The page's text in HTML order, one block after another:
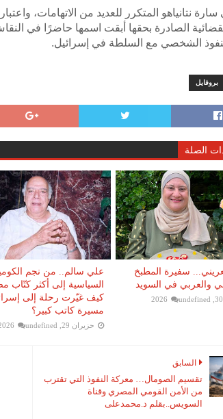
نتانياهو المتكرر للعديد من الاتهامات،
الصادرة بحقها أبقت اسمها حاضرًا في
الشخصي مع السلطة في إسرائيل.
بروفايل
الصلة
العريني... سفيرة المطبخ
والعربي في السويد
undefined
علي سالم.. من نجم
السياسية إلى أكثر كتّاب
كيف غيّرت رحلة إلى
مسيرة كاتب كبير؟
حزيران 29, 2026 undefined
السابق
تقسيم الصومال… معركة النفوذ التي تقترب
من الأمن القومي المصري وقناة
السويس..بقلم د.محمدعلى